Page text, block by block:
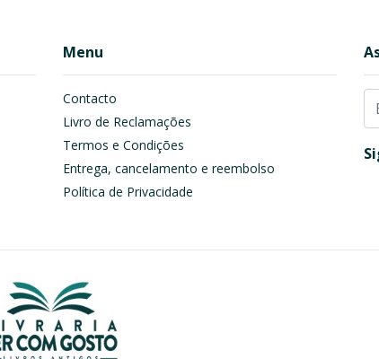
Menu
Contacto
Livro de Reclamações
Termos e Condições
Entrega, cancelamento e reembolso
Política de Privacidade